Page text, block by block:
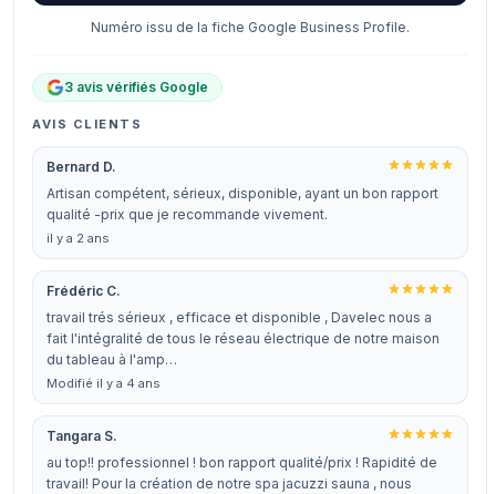
Numéro issu de la fiche Google Business Profile.
3 avis vérifiés Google
AVIS CLIENTS
Bernard D.
Artisan compétent, sérieux, disponible, ayant un bon rapport
qualité -prix que je recommande vivement.
il y a 2 ans
Frédéric C.
travail trés sérieux , efficace et disponible , Davelec nous a
fait l'intégralité de tous le réseau électrique de notre maison
du tableau à l'amp…
Modifié il y a 4 ans
Tangara S.
au top!! professionnel ! bon rapport qualité/prix ! Rapidité de
travail! Pour la création de notre spa jacuzzi sauna , nous